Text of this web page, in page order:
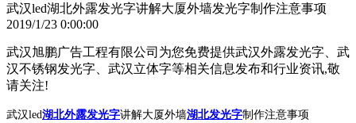
武汉led湖北外露发光字讲解大厦外墙发光字制作注意事项
2019/1/23 0:00:00
武汉旭鹏广告工程有限公司为您免费提供武汉外露发光字、武
汉不锈钢发光字、武汉立体字等相关信息发布和行业资讯,敬
请关注!
武汉led湖北外露发光字讲解大厦外墙湖北发光字制作注意事项